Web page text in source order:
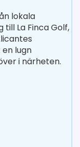
lokala
La Finca Golf,
lugn
i närheten.